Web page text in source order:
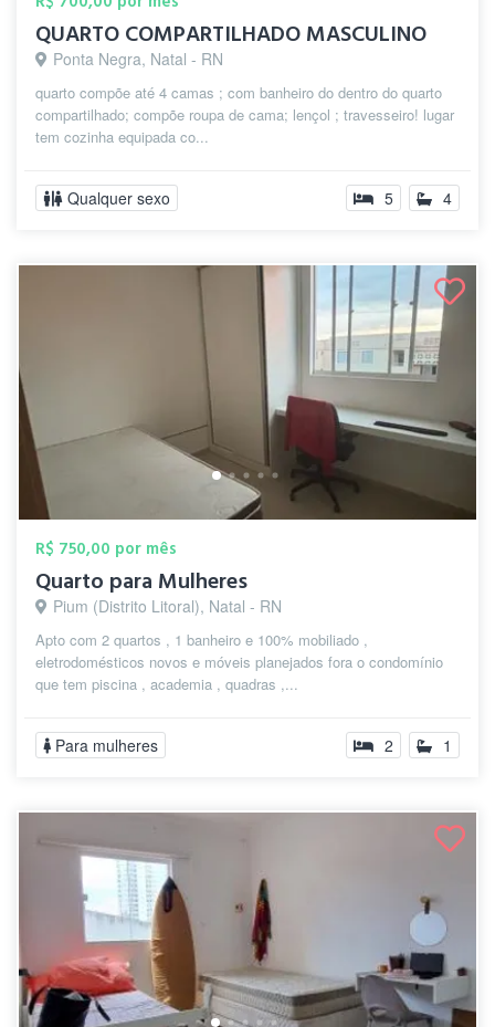
QUARTO COMPARTILHADO MASCULINO
Ponta Negra, Natal - RN
quarto compõe até 4 camas ; com banheiro do dentro do quarto
compartilhado; compõe roupa de cama; lençol ; travesseiro! lugar
tem cozinha equipada co...
Qualquer sexo 5 4
R$ 750,00 por mês
Quarto para Mulheres
Pium (Distrito Litoral), Natal - RN
Apto com 2 quartos , 1 banheiro e 100% mobiliado ,
eletrodomésticos novos e móveis planejados fora o condomínio
que tem piscina , academia , quadras ,...
Para mulheres 2 1